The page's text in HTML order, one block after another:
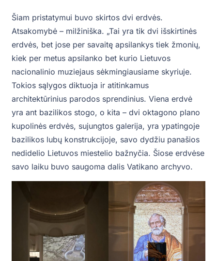
Šiam pristatymui buvo skirtos dvi erdvės.
Atsakomybė – milžiniška. „Tai yra tik dvi išskirtinės
erdvės, bet jose per savaitę apsilankys tiek žmonių,
kiek per metus apsilanko bet kurio Lietuvos
nacionalinio muziejaus sėkmingiausiame skyriuje.
Tokios sąlygos diktuoja ir atitinkamus
architektūrinius parodos sprendinius. Viena erdvė
yra ant bazilikos stogo, o kita – dvi oktagono plano
kupolinės erdvės, sujungtos galerija, yra ypatingoje
bazilikos lubų konstrukcijoje, savo dydžiu panašios
nedidelio Lietuvos miestelio bažnyčia. Šiose erdvėse
savo laiku buvo saugoma dalis Vatikano archyvo.